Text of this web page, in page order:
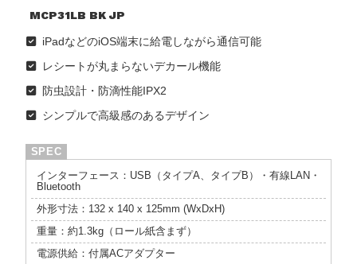
MCP31LB BK JP
iPadなどのiOS端末に給電しながら通信可能
レシートが丸まらないデカール機能
防虫設計・防滴性能IPX2
シンプルで高級感のあるデザイン
インターフェース：USB（タイプA、タイプB）・有線LAN・
Bluetooth
外形寸法：132 x 140 x 125mm (WxDxH)
重量：約1.3kg（ロール紙含まず）
電源供給：付属ACアダプター